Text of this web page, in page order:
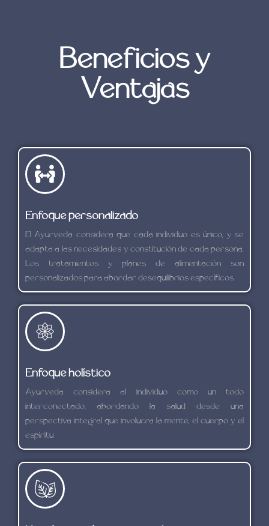
Beneficios y
Ventajas
Enfoque personalizado
El Ayurveda considera que cada individuo es único, y se
adapta a las necesidades y constitución de cada persona.
Los tratamientos y planes de alimentación son
personalizados para abordar desequilibrios específicos.
Enfoque holístico
Ayurveda considera al individuo como un todo
interconectado, abordando la salud desde una
perspectiva integral que involucra la mente, el cuerpo y el
espíritu